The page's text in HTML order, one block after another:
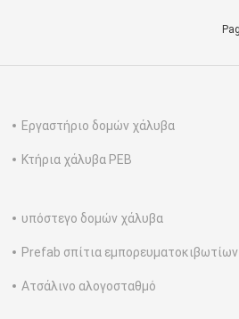
Εργαστήριο δομών χάλυβα
Κτήρια χάλυβα PEB
υπόστεγο δομών χάλυβα
Prefab σπίτια εμπορευματοκιβωτίων
Ατσάλινο αλογοσταθμό